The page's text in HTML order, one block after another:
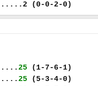
(0-0-2-0)
25 (1-7-6-1)
25 (5-3-4-0)